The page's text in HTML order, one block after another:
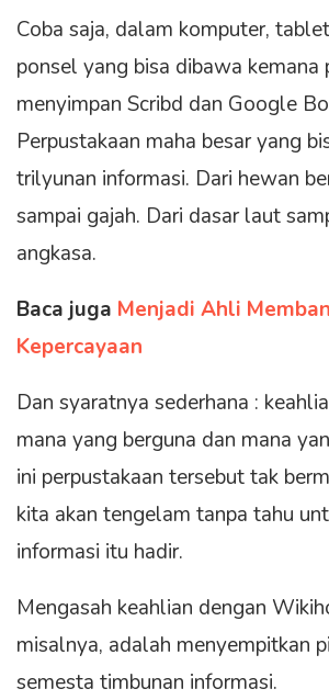
Coba saja, dalam komputer,
ponsel yang bisa dibawa kemana
menyimpan Scribd dan Google
Perpustakaan maha besar yang
trilyunan informasi. Dari hewan
sampai gajah. Dari dasar laut
angkasa.
Baca juga Menjadi Ahli
Kepercayaan
Dan syaratnya sederhana :
mana yang berguna dan mana
ini perpustakaan tersebut tak
kita akan tengelam tanpa tahu
informasi itu hadir.
Mengasah keahlian dengan
misalnya, adalah menyempitkan
semesta timbunan informasi.